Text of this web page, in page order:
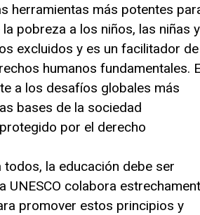
herramientas más potentes
pobreza a los niños, las niñas y
excluidos y es un facilitador de
humanos fundamentales.
a los desafíos globales más
bases de la sociedad
por el derecho
la educación debe ser
UNESCO colabora
promover estos principios y